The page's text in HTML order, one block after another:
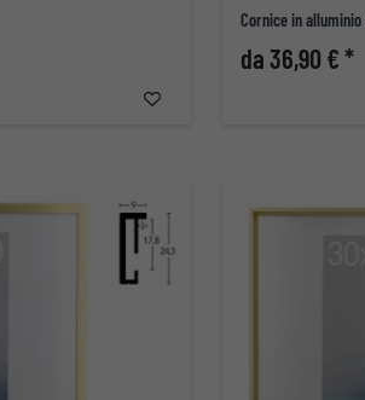
Cornice in alluminio
da 36,90 € *